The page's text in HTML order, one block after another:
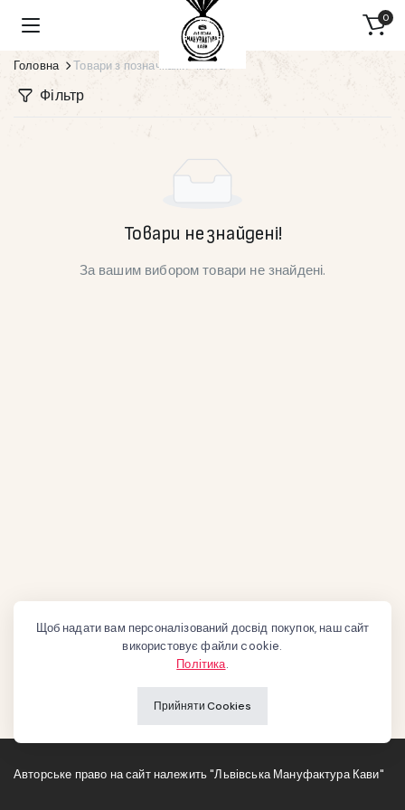
0
Головна Товари з позначками “м'ята”
Фільтр
Товари не знайдені!
За вашим вибором товари не знайдені.
Авторське право на сайт належить "Львівська Мануфактура Кави"
Щоб надати вам персоналізований досвід покупок, наш сайт
використовує файли cookie.
Політика.
Прийняти Cookies